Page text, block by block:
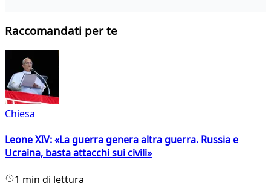
Raccomandati per te
Chiesa
Leone XIV: «La guerra genera altra guerra. Russia e
Ucraina, basta attacchi sui civili»
1 min di lettura